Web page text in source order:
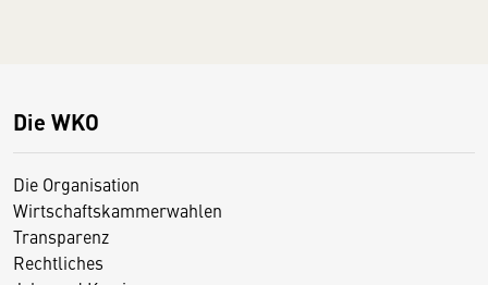
Die WKO
Die Organisation
Wirtschaftskammerwahlen
Transparenz
Rechtliches